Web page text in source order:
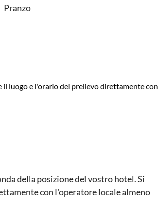
Pranzo
luogo e l'orario del prelievo direttamente con
della posizione del vostro hotel. Si
con l'operatore locale almeno